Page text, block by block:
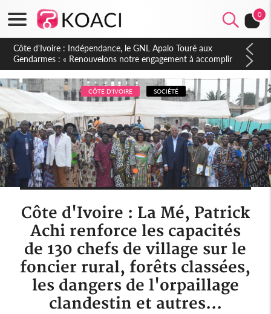
0
Sierra Leone : Un projet de réforme constitutionnelle en
gestation, points clés des amendements, un exclu d'avance
CÔTE D'IVOIRE SOCIÉTÉ
Côte d'Ivoire : La Mé, Patrick
Achi renforce les capacités
de 130 chefs de village sur le
foncier rural, forêts classées,
les dangers de l'orpaillage
clandestin et autres...